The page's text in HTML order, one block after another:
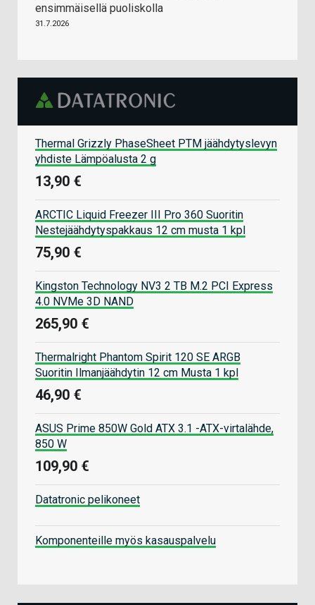
ensimmäisellä puoliskolla
31.7.2026
Thermal Grizzly PhaseSheet PTM jäähdytyslevyn
yhdiste Lämpöalusta 2 g
13,90 €
ARCTIC Liquid Freezer III Pro 360 Suoritin
Nestejäähdytyspakkaus 12 cm musta 1 kpl
75,90 €
Kingston Technology NV3 2 TB M.2 PCI Express
4.0 NVMe 3D NAND
265,90 €
Thermalright Phantom Spirit 120 SE ARGB
Suoritin Ilmanjäähdytin 12 cm Musta 1 kpl
46,90 €
ASUS Prime 850W Gold ATX 3.1 -ATX-virtalähde,
850 W
109,90 €
Datatronic pelikoneet
Komponenteille myös kasauspalvelu